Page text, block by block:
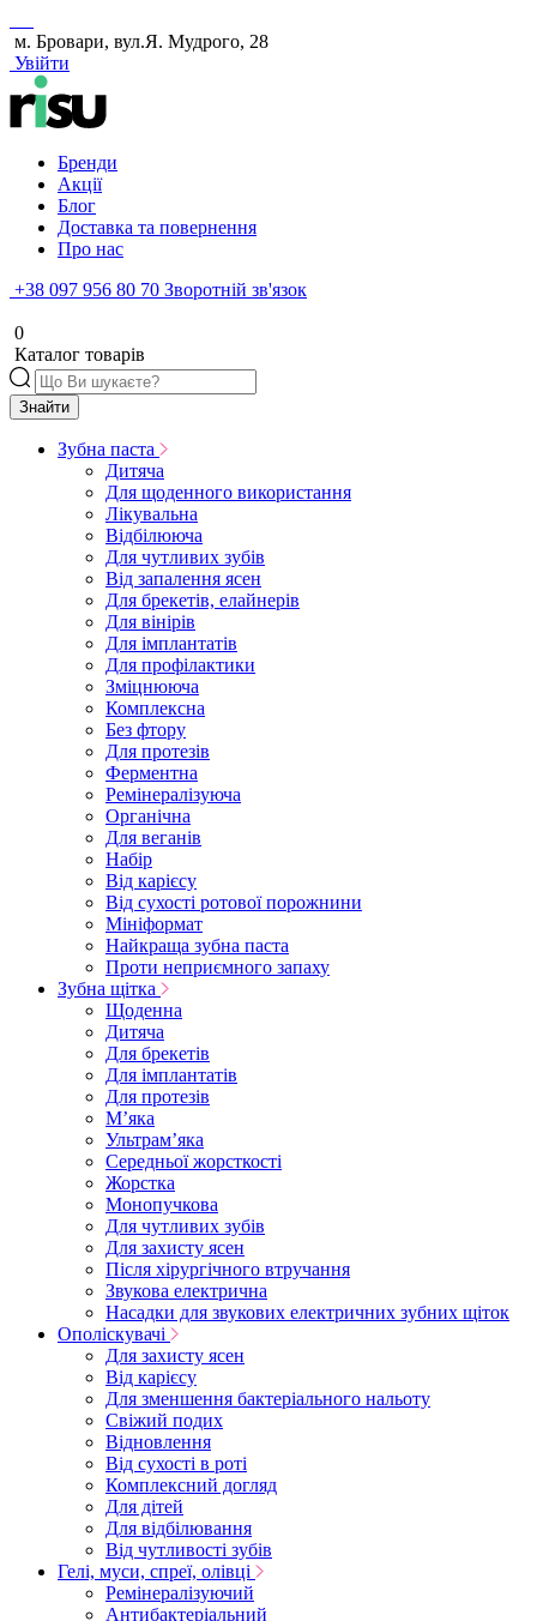
м. Бровари, вул.Я. Мудрого, 28
Увійти
Бренди
Акції
Блог
Доставка та повернення
Про нас
+38 097 956 80 70 Зворотній зв'язок
0
Каталог товарів
Знайти
Зубна паста
Дитяча
Для щоденного використання
Лікувальна
Відбілююча
Для чутливих зубів
Від запалення ясен
Для брекетів, елайнерів
Для вінірів
Для імплантатів
Для профілактики
Зміцнююча
Комплексна
Без фтору
Для протезів
Ферментна
Ремінералізуюча
Органічна
Для веганів
Набір
Від карієсу
Від сухості ротової порожнини
Мініформат
Найкраща зубна паста
Проти неприємного запаху
Зубна щітка
Щоденна
Дитяча
Для брекетів
Для імплантатів
Для протезів
Мʼяка
Ультрамʼяка
Середньої жорсткості
Жорстка
Монопучкова
Для чутливих зубів
Для захисту ясен
Після хірургічного втручання
Звукова електрична
Насадки для звукових електричних зубних щіток
Ополіскувачі
Для захисту ясен
Від карієсу
Для зменшення бактеріального нальоту
Свіжий подих
Відновлення
Від сухості в роті
Комплексний догляд
Для дітей
Для відбілювання
Від чутливості зубів
Гелі, муси, спреї, олівці
Ремінералізуючий
Антибактеріальний